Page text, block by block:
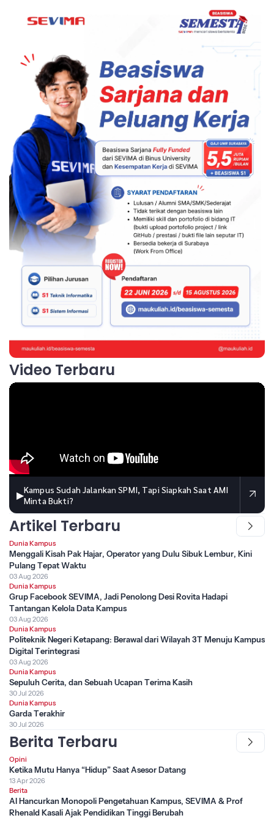
Video Terbaru
▶Kampus Sudah Jalankan SPMI, Tapi Siapkah Saat AMI
Minta Bukti?
Artikel Terbaru
Dunia Kampus
Menggali Kisah Pak Hajar, Operator yang Dulu Sibuk Lembur, Kini
Pulang Tepat Waktu
03 Aug 2026
Dunia Kampus
Grup Facebook SEVIMA, Jadi Penolong Desi Rovita Hadapi
Tantangan Kelola Data Kampus
03 Aug 2026
Dunia Kampus
Politeknik Negeri Ketapang: Berawal dari Wilayah 3T Menuju Kampus
Digital Terintegrasi
03 Aug 2026
Dunia Kampus
Sepuluh Cerita, dan Sebuah Ucapan Terima Kasih
30 Jul 2026
Dunia Kampus
Garda Terakhir
30 Jul 2026
Berita Terbaru
Opini
Ketika Mutu Hanya “Hidup” Saat Asesor Datang
13 Apr 2026
Berita
AI Hancurkan Monopoli Pengetahuan Kampus, SEVIMA & Prof
Rhenald Kasali Ajak Pendidikan Tinggi Berubah